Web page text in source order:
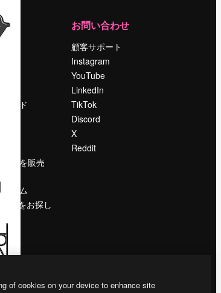
レンド
ンツを販売
ーム
をお探し
お問い合わせ
顧客サポート
Instagram
YouTube
LinkedIn
TikTok
Discord
X
Reddit
of cookies on your device to enhance site